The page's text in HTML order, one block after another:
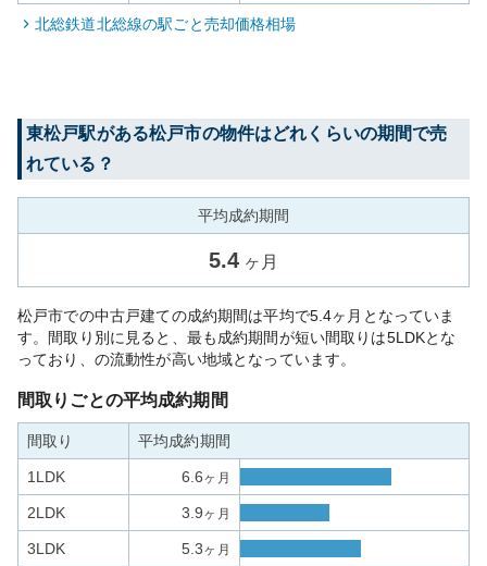
北総鉄道北総線の駅ごと売却価格相場
東松戸駅がある松戸市の物件はどれくらいの期間で売
れている？
平均成約期間
5.4 ヶ月
松戸市での中古戸建ての成約期間は平均で5.4ヶ月となっていま
す。間取り別に見ると、最も成約期間が短い間取りは5LDKとな
っており、の流動性が高い地域となっています。
間取りごとの平均成約期間
間取り 平均成約期間
1LDK 6.6ヶ月
2LDK 3.9ヶ月
3LDK 5.3ヶ月